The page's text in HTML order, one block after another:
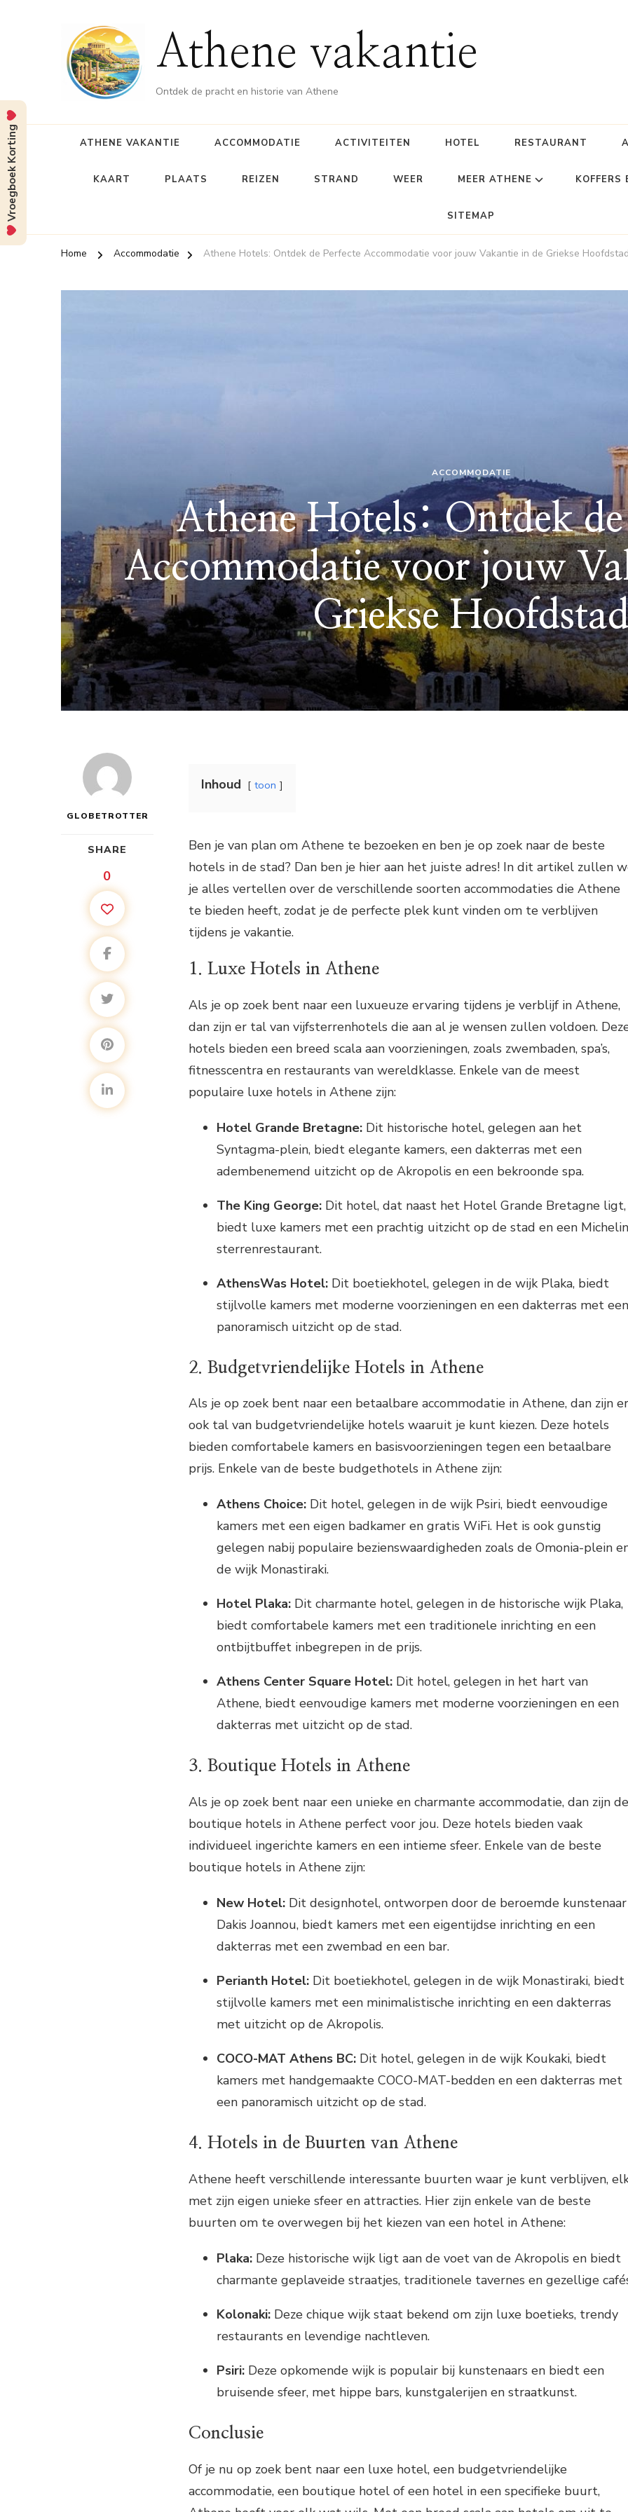
Athene vakantie
Ontdek de pracht en historie van Athene
ATHENE VAKANTIE ACCOMMODATIE ACTIVITEITEN HOTEL RESTAURANT
KAART PLAATS REIZEN STRAND WEER MEER ATHENE KOFFERS
SITEMAP
Home Accommodatie Athene Hotels: Ontdek de Perfecte Accommodatie voor jouw Vakantie in de Griekse
ACCOMMODATIE
Athene Hotels: Ontdek de
Accommodatie voor jouw
Griekse
GLOBETROTTER
SHARE
0
Inhoud toon
Ben je van plan om Athene te bezoeken en ben je op zoek naar de beste
hotels in de stad? Dan ben je hier aan het juiste adres! In dit artikel zullen
je alles vertellen over de verschillende soorten accommodaties die Athene
te bieden heeft, zodat je de perfecte plek kunt vinden om te verblijven
tijdens je vakantie.
1. Luxe Hotels in Athene
Als je op zoek bent naar een luxueuze ervaring tijdens je verblijf in Athene,
dan zijn er tal van vijfsterrenhotels die aan al je wensen zullen voldoen.
hotels bieden een breed scala aan voorzieningen, zoals zwembaden, spa’s,
fitnesscentra en restaurants van wereldklasse. Enkele van de meest
populaire luxe hotels in Athene zijn:
Hotel Grande Bretagne: Dit historische hotel, gelegen aan het
Syntagma-plein, biedt elegante kamers, een dakterras met een
adembenemend uitzicht op de Akropolis en een bekroonde spa.
The King George: Dit hotel, dat naast het Hotel Grande Bretagne ligt,
biedt luxe kamers met een prachtig uitzicht op de stad en een
sterrenrestaurant.
AthensWas Hotel: Dit boetiekhotel, gelegen in de wijk Plaka, biedt
stijlvolle kamers met moderne voorzieningen en een dakterras met een
panoramisch uitzicht op de stad.
2. Budgetvriendelijke Hotels in Athene
Als je op zoek bent naar een betaalbare accommodatie in Athene, dan zijn er
ook tal van budgetvriendelijke hotels waaruit je kunt kiezen. Deze hotels
bieden comfortabele kamers en basisvoorzieningen tegen een betaalbare
prijs. Enkele van de beste budgethotels in Athene zijn:
Athens Choice: Dit hotel, gelegen in de wijk Psiri, biedt eenvoudige
kamers met een eigen badkamer en gratis WiFi. Het is ook gunstig
gelegen nabij populaire bezienswaardigheden zoals de Omonia-plein
de wijk Monastiraki.
Hotel Plaka: Dit charmante hotel, gelegen in de historische wijk Plaka,
biedt comfortabele kamers met een traditionele inrichting en een
ontbijtbuffet inbegrepen in de prijs.
Athens Center Square Hotel: Dit hotel, gelegen in het hart van
Athene, biedt eenvoudige kamers met moderne voorzieningen en een
dakterras met uitzicht op de stad.
3. Boutique Hotels in Athene
Als je op zoek bent naar een unieke en charmante accommodatie, dan zijn de
boutique hotels in Athene perfect voor jou. Deze hotels bieden vaak
individueel ingerichte kamers en een intieme sfeer. Enkele van de beste
boutique hotels in Athene zijn:
New Hotel: Dit designhotel, ontworpen door de beroemde kunstenaar
Dakis Joannou, biedt kamers met een eigentijdse inrichting en een
dakterras met een zwembad en een bar.
Perianth Hotel: Dit boetiekhotel, gelegen in de wijk Monastiraki, biedt
stijlvolle kamers met een minimalistische inrichting en een dakterras
met uitzicht op de Akropolis.
COCO-MAT Athens BC: Dit hotel, gelegen in de wijk Koukaki, biedt
kamers met handgemaakte COCO-MAT-bedden en een dakterras met
een panoramisch uitzicht op de stad.
4. Hotels in de Buurten van Athene
Athene heeft verschillende interessante buurten waar je kunt verblijven,
met zijn eigen unieke sfeer en attracties. Hier zijn enkele van de beste
buurten om te overwegen bij het kiezen van een hotel in Athene:
Plaka: Deze historische wijk ligt aan de voet van de Akropolis en biedt
charmante geplaveide straatjes, traditionele tavernes en gezellige
Kolonaki: Deze chique wijk staat bekend om zijn luxe boetieks, trendy
restaurants en levendige nachtleven.
Psiri: Deze opkomende wijk is populair bij kunstenaars en biedt een
bruisende sfeer, met hippe bars, kunstgalerijen en straatkunst.
Conclusie
Of je nu op zoek bent naar een luxe hotel, een budgetvriendelijke
accommodatie, een boutique hotel of een hotel in een specifieke buurt,
Vroegboek Korting